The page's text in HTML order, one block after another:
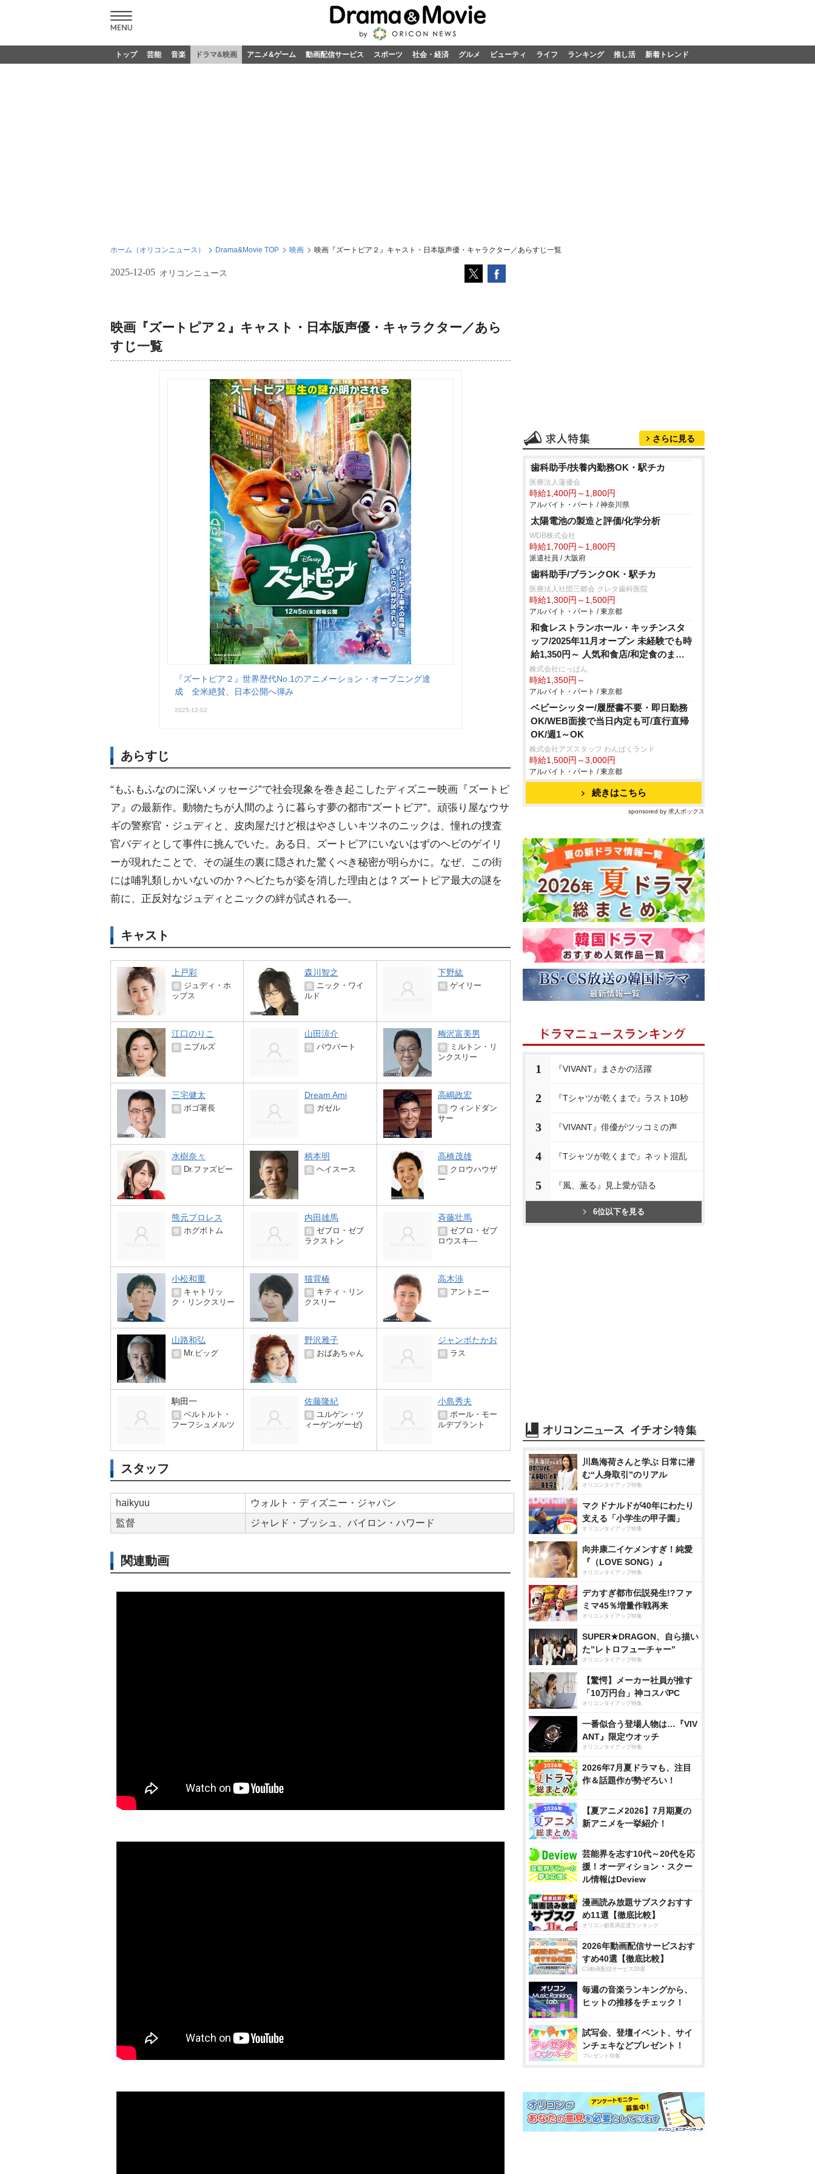
トップ 芸能 音楽 ドラマ&映画 アニメ&ゲーム 動画配信サービス スポーツ 社会・経済 グルメ ビューティ ライフ ランキング 推し活 新着トレンド
ホーム（オリコンニュース） Drama&Movie TOP 映画 映画『ズートピア２』キャスト・日本版声優・キャラクター／あらすじ一覧
2025-12-05 オリコンニュース
映画『ズートピア２』キャスト・日本版声優・キャラクター／あら
すじ一覧
『ズートピア２』世界歴代No.1のアニメーション・オープニング達
成 全米絶賛、日本公開へ弾み
2025-12-02
あらすじ
“もふもふなのに深いメッセージ”で社会現象を巻き起こしたディズニー映画『ズートピ
ア』の最新作。動物たちが人間のように暮らす夢の都市“ズートピア”。頑張り屋なウサ
ギの警察官・ジュディと、皮肉屋だけど根はやさしいキツネのニックは、憧れの捜査
官バディとして事件に挑んでいた。ある日、ズートピアにいないはずのヘビのゲイリ
ーが現れたことで、その誕生の裏に隠された驚くべき秘密が明らかに。なぜ、この街
には哺乳類しかいないのか？ヘビたちが姿を消した理由とは？ズートピア最大の謎を
前に、正反対なジュディとニックの絆が試される―。
キャスト
上戸彩
役
ジュディ・ホ
ップス
森川智之
役
ニック・ワイ
ルド
下野紘
役 ゲイリー
江口のりこ
役 ニブルズ
山田涼介
役 パウバート
梅沢富美男
役
ミルトン・リ
ンクスリー
三宅健太
役 ボゴ署長
Dream Ami
役 ガゼル
高嶋政宏
役
ウィンドダン
サー
水樹奈々
役 Dr.ファズビー
柄本明
役 ヘイスース
高橋茂雄
役
クロウハウザ
ー
熊元プロレス
役 ホグボトム
内田雄馬
役
ゼブロ・ゼブ
ラクストン
斉藤壮馬
役
ゼブロ・ゼブ
ロウスキ―
小松和重
役
キャトリッ
ク・リンクスリー
猫背椿
役
キティ・リン
クスリー
高木渉
役 アントニー
山路和弘
役 Mr.ビッグ
野沢雅子
役 おばあちゃん
ジャンボたかお
役 ラス
駒田一
役
ベルトルト・
フーフシュメルツ
佐藤隆紀
役
ユルゲン・ツ
ィーゲンゲーゼ)
小島秀夫
役
ポール・モー
ルデブラント
スタッフ
haikyuu
ウォルト・ディズニー・ジャパン
監督
ジャレド・ブッシュ、バイロン・ハワード
関連動画
さらに見る
歯科助手/扶養内勤務OK・駅チカ
医療法人蓮優会
時給1,400円～1,800円
アルバイト・パート / 神奈川県
太陽電池の製造と評価/化学分析
WDB株式会社
時給1,700円～1,800円
派遣社員 / 大阪府
歯科助手/ブランクOK・駅チカ
医療法人社団三郷会 クレタ歯科医院
時給1,300円～1,500円
アルバイト・パート / 東京都
和食レストランホール・キッチンスタ
ッフ/2025年11月オープン 未経験でも時
給1,350円～ 人気和食店/和定食のまか
ないアリ
株式会社にっぱん
時給1,350円～
アルバイト・パート / 東京都
ベビーシッター/履歴書不要・即日勤務
OK/WEB面接で当日内定も可/直行直帰
OK/週1～OK
株式会社アズスタッフ わんぱくランド
時給1,500円～3,000円
アルバイト・パート / 東京都
続きはこちら
sponsored by 求人ボックス
1 『VIVANT』まさかの活躍
2 『Tシャツが乾くまで』ラスト10秒
3 『VIVANT』俳優がツッコミの声
4 『Tシャツが乾くまで』ネット混乱
5 『風、薫る』見上愛が語る
6位以下を見る
川島海荷さんと学ぶ 日常に潜
む“人身取引”のリアル
オリコンタイアップ特集
マクドナルドが40年にわたり
支える「小学生の甲子園」
オリコンタイアップ特集
向井康二イケメンすぎ！純愛
『（LOVE SONG）』
オリコンタイアップ特集
デカすぎ都市伝説発生!?ファ
ミマ45％増量作戦再来
オリコンタイアップ特集
SUPER★DRAGON、自ら描い
た”レトロフューチャー”
オリコンタイアップ特集
【驚愕】メーカー社員が推す
「10万円台」神コスパPC
オリコンタイアップ特集
一番似合う登場人物は…『VIV
ANT』限定ウオッチ
オリコンタイアップ特集
2026年7月夏ドラマも、注目
作＆話題作が勢ぞろい！
【夏アニメ2026】7月期夏の
新アニメを一挙紹介！
芸能界を志す10代～20代を応
援！オーディション・スクー
ル情報はDeview
漫画読み放題サブスクおすす
め11選【徹底比較】
オリコン顧客満足度ランキング
2026年動画配信サービスおす
すめ40選【徹底比較】
CS動画配信サービス20選
毎週の音楽ランキングから、
ヒットの推移をチェック！
試写会、登壇イベント、サイ
ンチェキなどプレゼント！
プレゼント特集